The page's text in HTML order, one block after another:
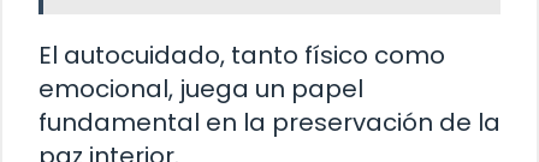
El autocuidado, tanto físico como
emocional, juega un papel
fundamental en la preservación de la